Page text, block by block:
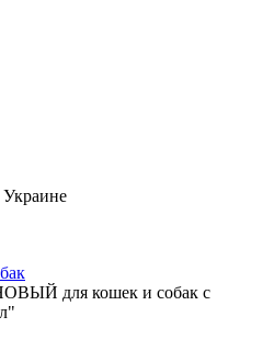
Украине
для кошек и собак с